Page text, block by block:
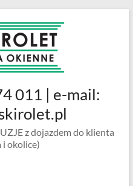
011 | e-mail:
z dojazdem do klienta
i okolice)